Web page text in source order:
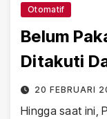
Otomatif
Belum
Ditakuti
20 FEBRUARI
Hingga saat ini,